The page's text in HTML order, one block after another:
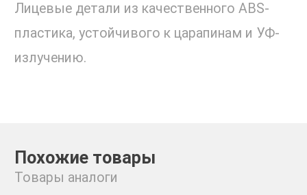
Лицевые детали из качественного ABS-
пластика, устойчивого к царапинам и УФ-
излучению.
Похожие товары
Товары аналоги